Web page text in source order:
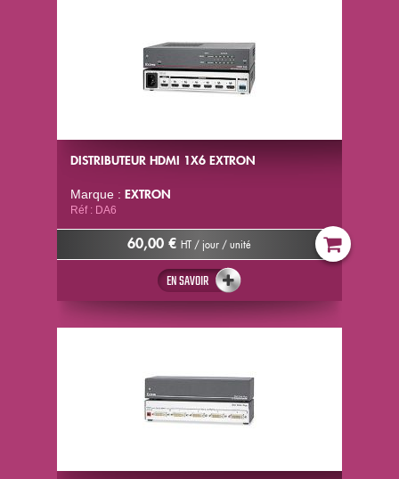
DISTRIBUTEUR HDMI 1X6 EXTRON
Marque : EXTRON
Réf : DA6
60,00 € HT / jour / unité
EN SAVOIR